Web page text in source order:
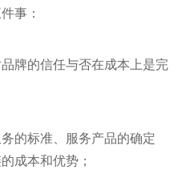
事：
牌的信任与否在成本上是完
务的标准、服务产品的确定
成本和优势；